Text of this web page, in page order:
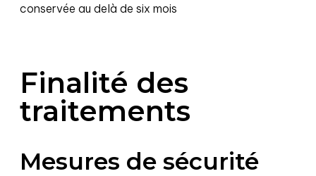
conservée au delà de six mois
Finalité des
traitements
Mesures de sécurité